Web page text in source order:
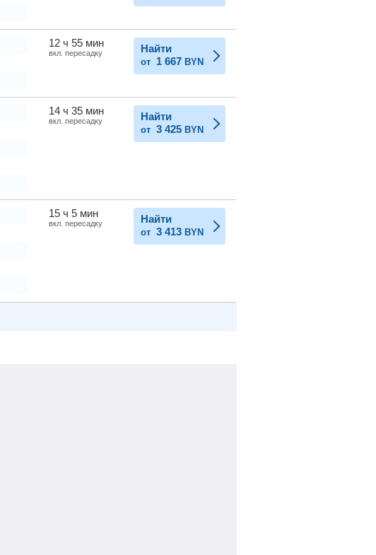
12 ч 55 мин
вкл. пересадку Найти
от 1 667 BYN
14 ч 35 мин
вкл. пересадку Найти
от 3 425 BYN
15 ч 5 мин
вкл. пересадку Найти
от 3 413 BYN